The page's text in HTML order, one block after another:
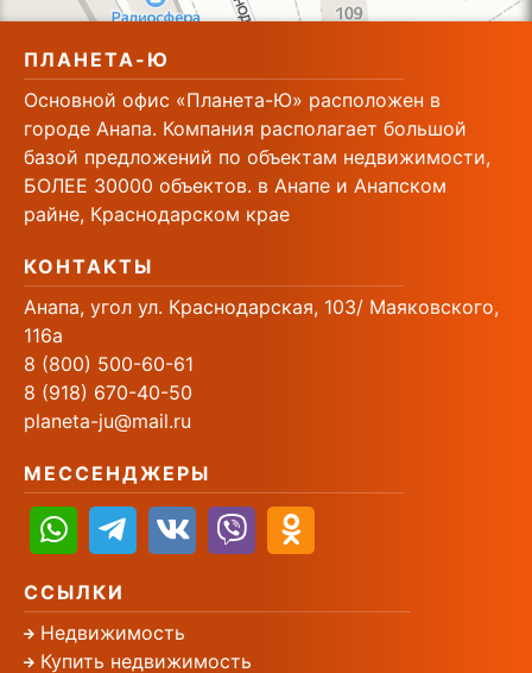
ПЛАНЕТА-Ю
Основной офис «Планета-Ю» расположен в
городе Анапа. Компания располагает большой
базой предложений по объектам недвижимости,
БОЛЕЕ 30000 объектов. в Анапе и Анапском
райне, Краснодарском крае
КОНТАКТЫ
Анапа, угол ул. Краснодарская, 103/ Маяковского,
116а
8 (800) 500-60-61
8 (918) 670-40-50
planeta-ju@mail.ru
МЕССЕНДЖЕРЫ
ССЫЛКИ
Недвижимость
Купить недвижимость